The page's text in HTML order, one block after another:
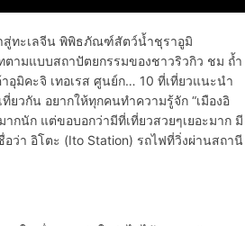
สู่ทะเลจีน พิพิธภัณฑ์สัตว์น้ำชุราอูมิ
มแบบสถาปัตยกรรมของชาวริวกิว ชม ถ้ำ
อุมิคะจิ เทอเรส ศูนย์ก… 10 ที่เที่ยวแนะนำ
ยวกัน อยากให้ทุกคนทำความรู้จัก “เมืองอิ
กนัก แต่ขอบอกว่ามีที่เที่ยวสวยๆเยอะมาก มี
อว่า อิโตะ (Ito Station) รถไฟที่วิ่งผ่านสถานี